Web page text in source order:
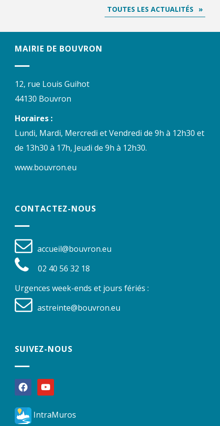
TOUTES LES ACTUALITÉS
MAIRIE DE BOUVRON
12, rue Louis Guihot
44130 Bouvron
Horaires :
Lundi, Mardi, Mercredi et Vendredi de 9h à 12h30 et
de 13h30 à 17h, Jeudi de 9h à 12h30.
www.bouvron.eu
CONTACTEZ-NOUS
accueil@bouvron.eu
02 40 56 32 18
Urgences week-ends et jours fériés :
astreinte@bouvron.eu
SUIVEZ-NOUS
facebookyoutube
IntraMuros